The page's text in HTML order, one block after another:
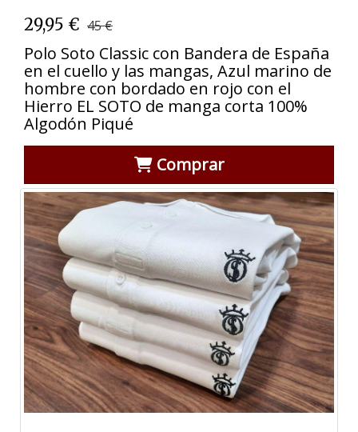
29,95 € 45 €
Polo Soto Classic con Bandera de España
en el cuello y las mangas, Azul marino de
hombre con bordado en rojo con el
Hierro EL SOTO de manga corta 100%
Algodón Piqué
Comprar